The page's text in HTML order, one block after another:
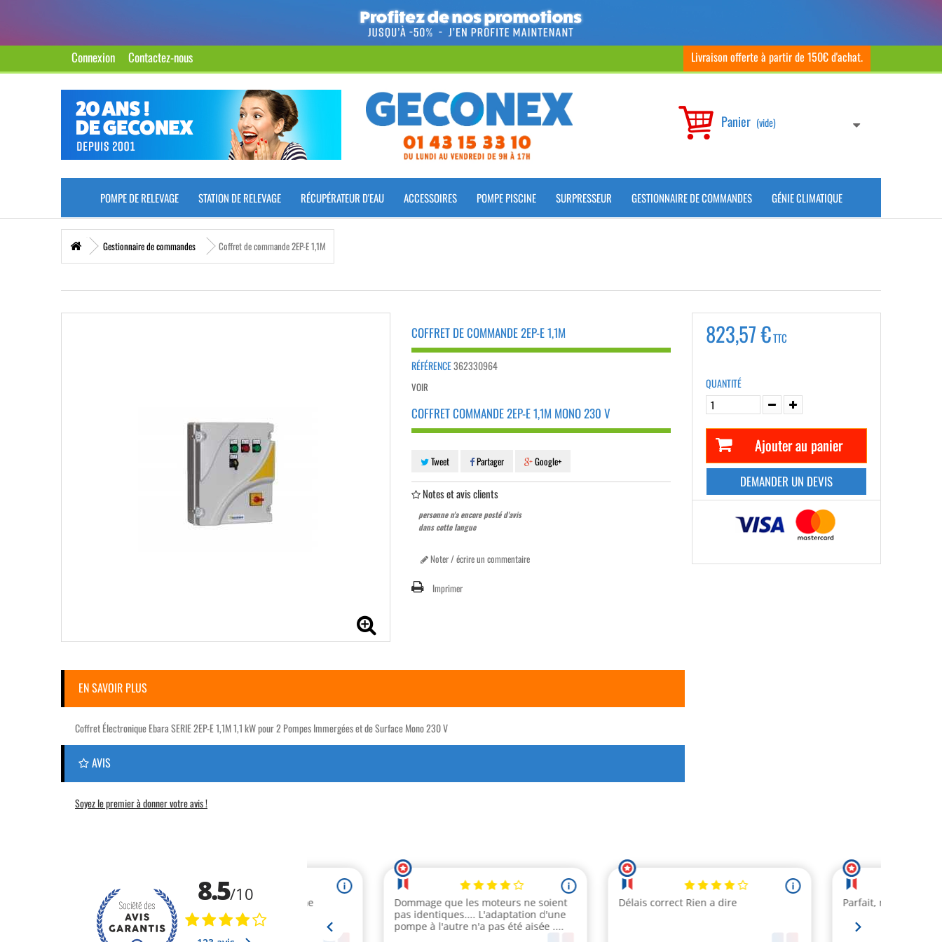
Connexion Contactez-nous Livraison offerte à partir de 150€ d'achat.
Panier (vide)
POMPE DE RELEVAGE STATION DE RELEVAGE RÉCUPÉRATEUR D'EAU ACCESSOIRES POMPE PISCINE SURPRESSEUR GESTIONNAIRE DE COMMANDES GÉNIE CLIMATIQUE
Gestionnaire de commandes Coffret de commande 2EP-E 1,1M
COFFRET DE COMMANDE 2EP-E 1,1M
RÉFÉRENCE362330964
VOIR
COFFRET COMMANDE 2EP-E 1,1M MONO 230 V
Tweet Partager Google+
Notes et avis clients
personne n'a encore posté d'avis
dans cette langue
Noter / écrire un commentaire
Imprimer
823,57 €TTC
QUANTITÉ
Ajouter au panier
DEMANDER UN DEVIS
EN SAVOIR PLUS
Coffret Électronique Ebara SERIE 2EP-E 1,1M 1,1 kW pour 2 Pompes Immergées et de Surface Mono 230 V
AVIS
Soyez le premier à donner votre avis !